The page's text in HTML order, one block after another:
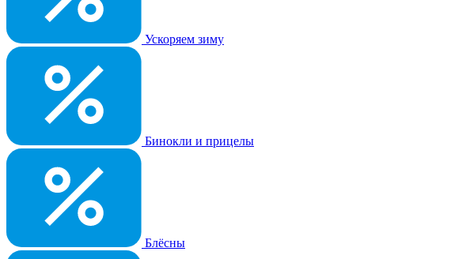
Ускоряем зиму
Бинокли и прицелы
Блёсны